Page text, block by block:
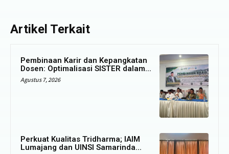
Artikel Terkait
Pembinaan Karir dan Kepangkatan
Dosen: Optimalisasi SISTER dalam...
Agustus 7, 2026
Perkuat Kualitas Tridharma; IAIM
Lumajang dan UINSI Samarinda...